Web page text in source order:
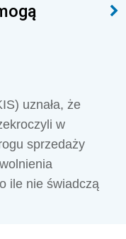
uznała, że
w
sprzedaży
ile nie świadczą